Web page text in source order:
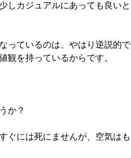
しカジュアルにあっても良いと
っているのは、やはり逆説的で
観を持っているからです。
か？
ぐには死にませんが、空気はも